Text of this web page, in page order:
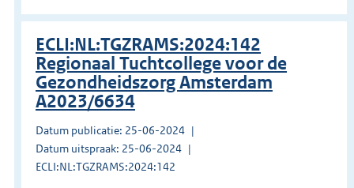
ECLI:NL:TGZRAMS:2024:142
Regionaal Tuchtcollege voor de
Gezondheidszorg Amsterdam
A2023/6634
Datum publicatie: 25-06-2024
Datum uitspraak: 25-06-2024
ECLI:NL:TGZRAMS:2024:142